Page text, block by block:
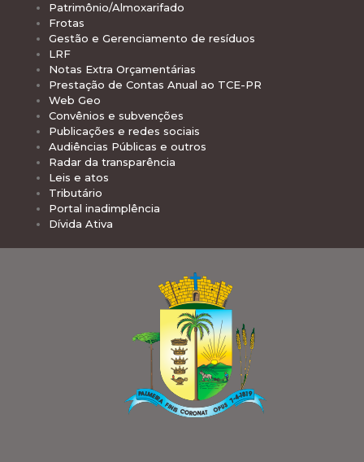
Patrimônio/Almoxarifado
Frotas
Gestão e Gerenciamento de resíduos
LRF
Notas Extra Orçamentárias
Prestação de Contas Anual ao TCE-PR
Web Geo
Convênios e subvenções
Publicações e redes sociais
Audiências Públicas e outros
Radar da transparência
Leis e atos
Tributário
Portal inadimplência
Dívida Ativa